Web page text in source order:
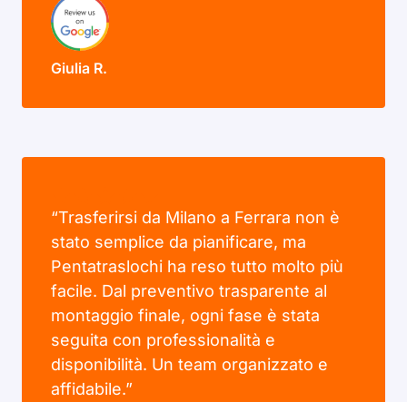
Giulia R.
“Trasferirsi da Milano a Ferrara non è
stato semplice da pianificare, ma
Pentatraslochi ha reso tutto molto più
facile. Dal preventivo trasparente al
montaggio finale, ogni fase è stata
seguita con professionalità e
disponibilità. Un team organizzato e
affidabile.”